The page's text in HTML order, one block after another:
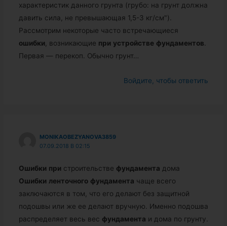
характеристик данного грунта (грубо: на грунт должна
давить сила, не превышающая 1,5-3 кг/см").
Рассмотрим некоторые часто встречающиеся
ошибки , возникающие при устройстве фундаментов
Первая — перекоп. Обычно грунт…
Войдите, чтобы ответить
MONIKAOBEZYANOVA3859
07.09.2018 В 02:15
Ошибки при строительстве фундамента дома
Ошибки ленточного фундамента чаще всего
заключаются в том, что его делают без защитной
подошвы или же ее делают вручную. Именно подошва
распределяет весь вес фундамента и дома по грунту.